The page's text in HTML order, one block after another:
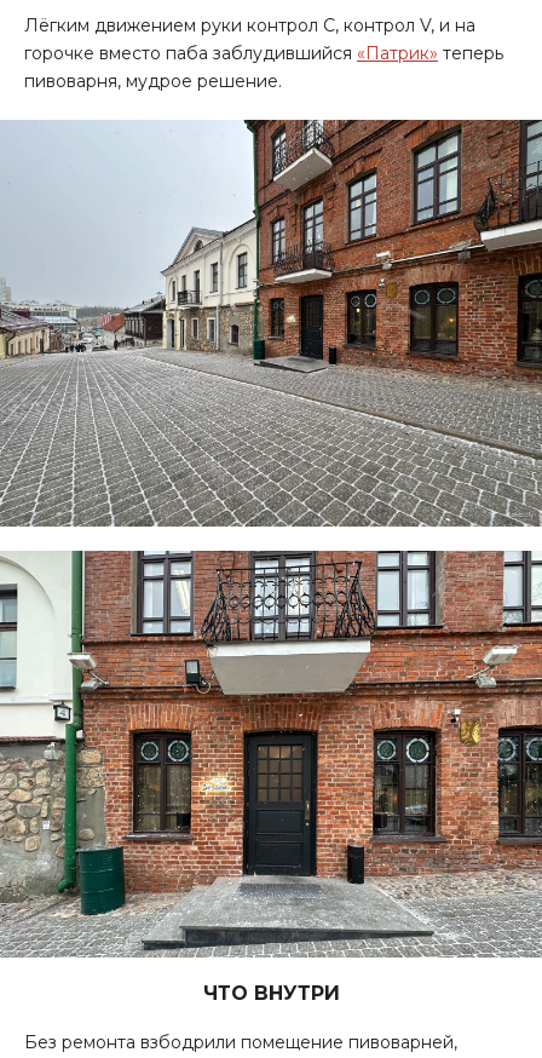
Лёгким движением руки контрол С, контрол V, и на
горочке вместо паба заблудившийся «Патрик» теперь
пивоварня, мудрое решение.
ЧТО ВНУТРИ
Без ремонта взбодрили помещение пивоварней,